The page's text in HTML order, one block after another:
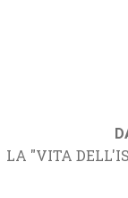
LA "VITA